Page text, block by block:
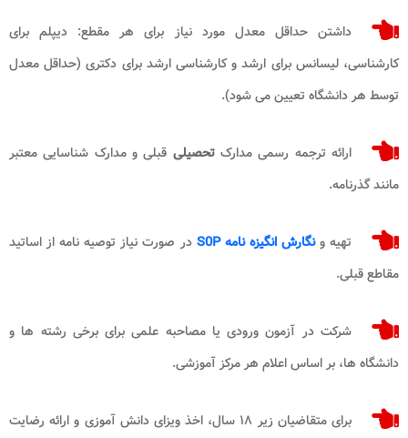
داشتن حداقل معدل مورد نیاز برای هر مقطع: دیپلم برای
کارشناسی، لیسانس برای ارشد و کارشناسی ارشد برای دکتری (حداقل معدل
توسط هر دانشگاه تعیین می شود).
ارائه ترجمه رسمی مدارکتحصیلی قبلی و مدارک شناسایی معتبر
مانند گذرنامه.
تهیه ونگارش انگیزه نامه S0P
در صورت نیاز توصیه نامه از اساتید
مقاطع قبلی.
شرکت در آزمون ورودی یا مصاحبه علمی برای برخی رشته ها و
دانشگاه ها، بر اساس اعلام هر مرکز آموزشی.
برای متقاضیان زیر ۱۸ سال، اخذ ویزای دانش آموزی و ارائه رضایت